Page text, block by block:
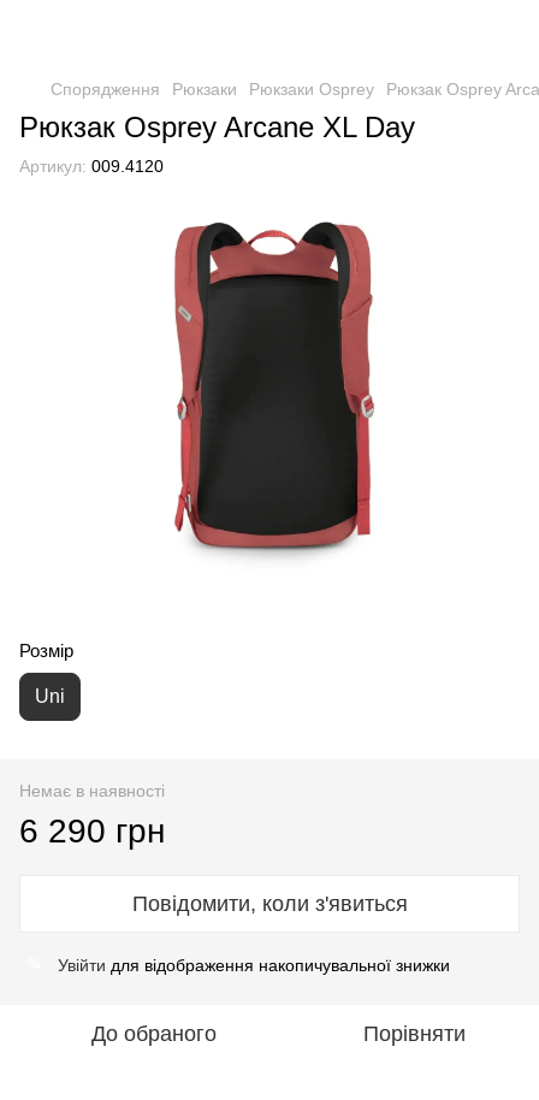
Спорядження Рюкзаки Рюкзаки Osprey Рюкзак Osprey
Рюкзак Osprey Arcane XL Day
Артикул: 009.4120
Розмір
Uni
Немає в наявності
6 290 грн
Повідомити, коли з'явиться
Увійти для відображення накопичувальної знижки
До обраного Порівняти